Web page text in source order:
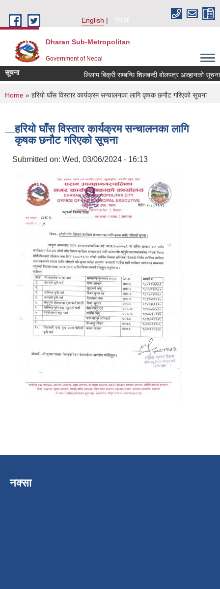
English
नेपाली
Dharan Sub-Metropolitan
Government of Nepal
सूचना लिलाम बिक्री सम्बन्धि शिलबन्दी बोलपत्र आव्हानको
You are here
Home » हरियो घाँस विस्तार कार्यक्रम सन्चालनका लागि कृषक छनौट गरिएको सूचना
हरियो घाँस विस्तार कार्यक्रम सन्चालनका लागि
कृषक छनौट गरिएको सूचना
Submitted on: Wed, 03/06/2024 - 16:13
नक्सा